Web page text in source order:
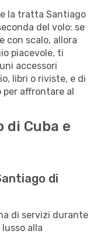
la tratta Santiago
del volo: se
con scalo, allora
piacevole, ti
accessori
libri o riviste, e di
per affrontare al
Cuba e
di
di servizi durante
alla